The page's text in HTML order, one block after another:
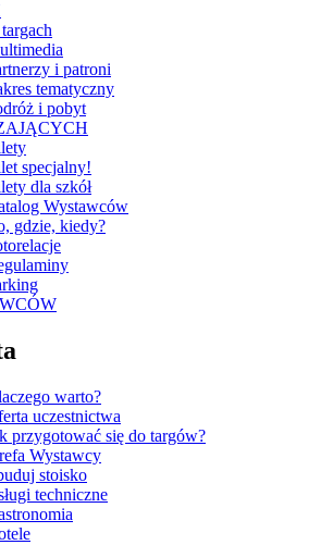
i patroni
tematyczny
i pobyt
specjalny!
dla szkół
Wystawców
gdzie, kiedy?
warto?
uczestnictwa
przygotować się do targów?
Wystawcy
stoisko
techniczne